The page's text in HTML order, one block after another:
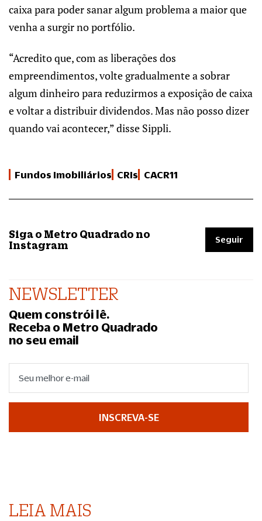
caixa para poder sanar algum problema a maior que
venha a surgir no portfólio.
“Acredito que, com as liberações dos
empreendimentos, volte gradualmente a sobrar
algum dinheiro para reduzirmos a exposição de caixa
e voltar a distribuir dividendos. Mas não posso dizer
quando vai acontecer,” disse Sippli.
Fundos Imobiliários CRIs CACR11
Siga o Metro Quadrado no
Instagram
Seguir
NEWSLETTER
Quem constrói lê.
Receba o Metro Quadrado
no seu email
INSCREVA-SE
LEIA MAIS